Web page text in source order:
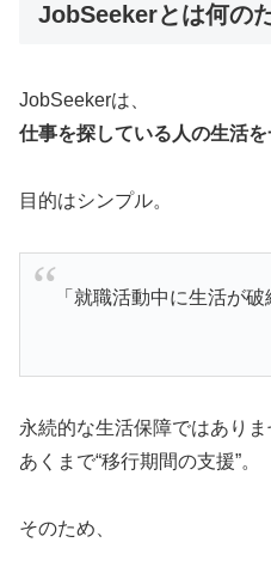
JobSeekerとは何の
JobSeekerは、
仕事を探している人の生活
目的はシンプル。
「就職活動中に生活が
永続的な生活保障ではありま
あくまで“移行期間の支援”。
そのため、